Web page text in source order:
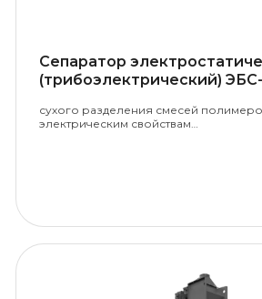
Сепаратор
(трибоэлектрический)
сухого разделения смесей
электрическим свойствам…